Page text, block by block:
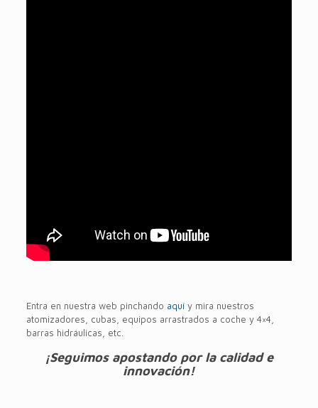
Entra en nuestra web pinchando aquíy mira nuestros
atomizadores, cubas, equipos arrastrados a coche y 4×4,
barras hidráulicas, etc.
¡Seguimos apostando por la calidad e
innovación!